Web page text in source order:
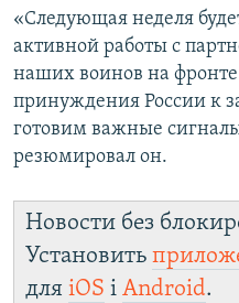
«Следующая неделя
активной работы с
наших воинов на
принуждения России к
готовим важные
резюмировал он.
Новости без
Установить
для iOS і Android.